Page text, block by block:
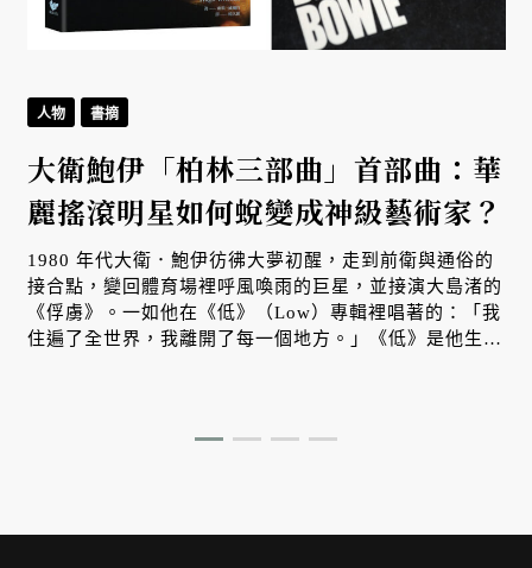
人物 書摘
大衛鮑伊「柏林三部曲」首部曲：華
麗搖滾明星如何蛻變成神級藝術家？
1980 年代大衛．鮑伊彷彿大夢初醒，走到前衛與通俗的
接合點，變回體育場裡呼風喚雨的巨星，並接演大島渚的
《俘虜》。一如他在《低》（Low）專輯裡唱著的：「我
住遍了全世界，我離開了每一個地方。」《低》是他生涯